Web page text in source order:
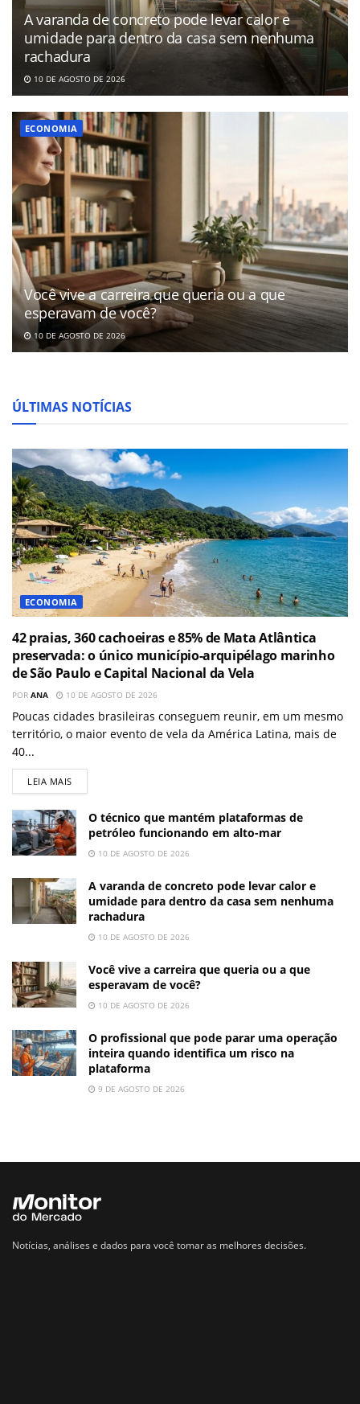
A varanda de concreto pode levar calor e
umidade para dentro da casa sem nenhuma
rachadura
10 DE AGOSTO DE 2026
ECONOMIA
Você vive a carreira que queria ou a que
esperavam de você?
10 DE AGOSTO DE 2026
ÚLTIMAS NOTÍCIAS
ECONOMIA
42 praias, 360 cachoeiras e 85% de Mata Atlântica
preservada: o único município-arquipélago marinho
de São Paulo e Capital Nacional da Vela
POR ANA 10 DE AGOSTO DE 2026
Poucas cidades brasileiras conseguem reunir, em um mesmo
território, o maior evento de vela da América Latina, mais de
40...
LEIA MAIS
O técnico que mantém plataformas de
petróleo funcionando em alto-mar
10 DE AGOSTO DE 2026
A varanda de concreto pode levar calor e
umidade para dentro da casa sem nenhuma
rachadura
10 DE AGOSTO DE 2026
Você vive a carreira que queria ou a que
esperavam de você?
10 DE AGOSTO DE 2026
O profissional que pode parar uma operação
inteira quando identifica um risco na
plataforma
9 DE AGOSTO DE 2026
Notícias, análises e dados para você tomar as melhores decisões.